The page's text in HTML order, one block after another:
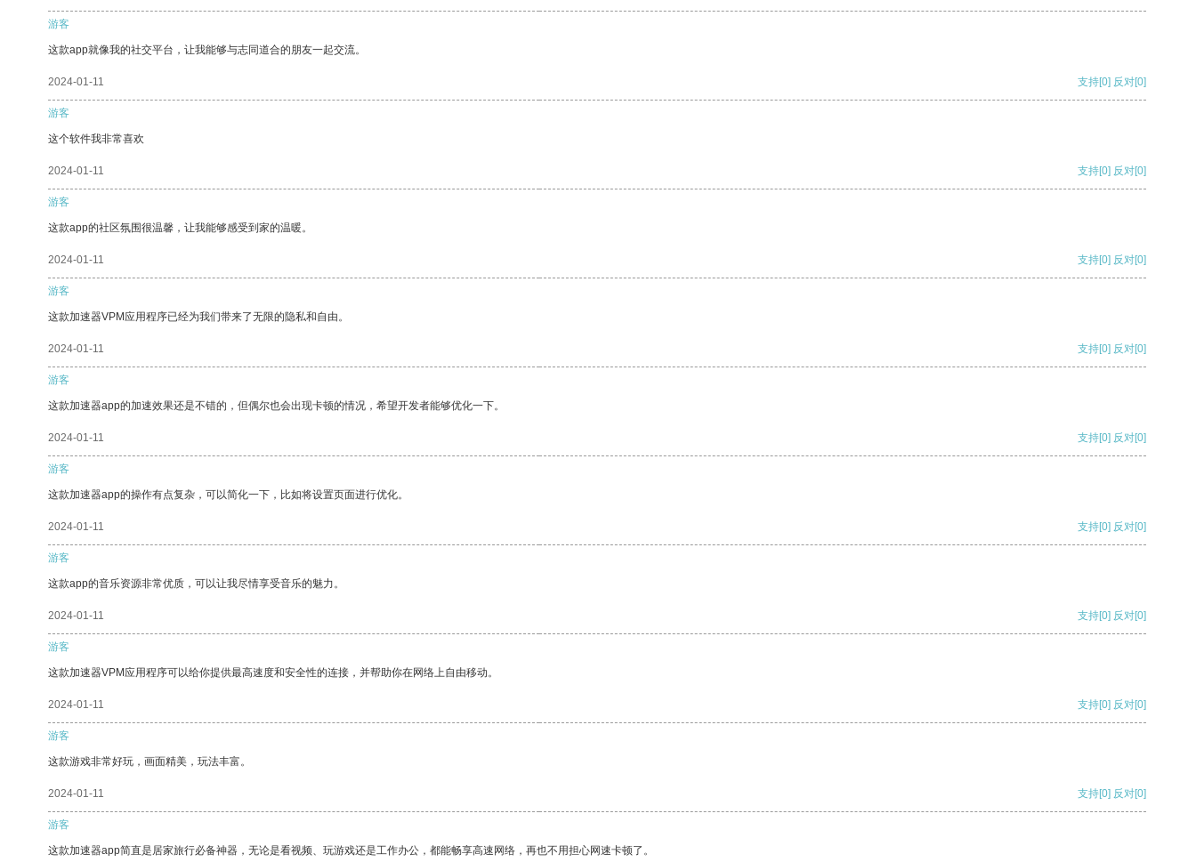
游客
这款app就像我的社交平台，让我能够与志同道合的朋友一起交流。
2024-01-11 支持[0] 反对[0]
游客
这个软件我非常喜欢
2024-01-11 支持[0] 反对[0]
游客
这款app的社区氛围很温馨，让我能够感受到家的温暖。
2024-01-11 支持[0] 反对[0]
游客
这款加速器VPM应用程序已经为我们带来了无限的隐私和自由。
2024-01-11 支持[0] 反对[0]
游客
这款加速器app的加速效果还是不错的，但偶尔也会出现卡顿的情况，希望开发者能够优化一下。
2024-01-11 支持[0] 反对[0]
游客
这款加速器app的操作有点复杂，可以简化一下，比如将设置页面进行优化。
2024-01-11 支持[0] 反对[0]
游客
这款app的音乐资源非常优质，可以让我尽情享受音乐的魅力。
2024-01-11 支持[0] 反对[0]
游客
这款加速器VPM应用程序可以给你提供最高速度和安全性的连接，并帮助你在网络上自由移动。
2024-01-11 支持[0] 反对[0]
游客
这款游戏非常好玩，画面精美，玩法丰富。
2024-01-11 支持[0] 反对[0]
游客
这款加速器app简直是居家旅行必备神器，无论是看视频、玩游戏还是工作办公，都能畅享高速网络，再也不用担心网速卡顿了。